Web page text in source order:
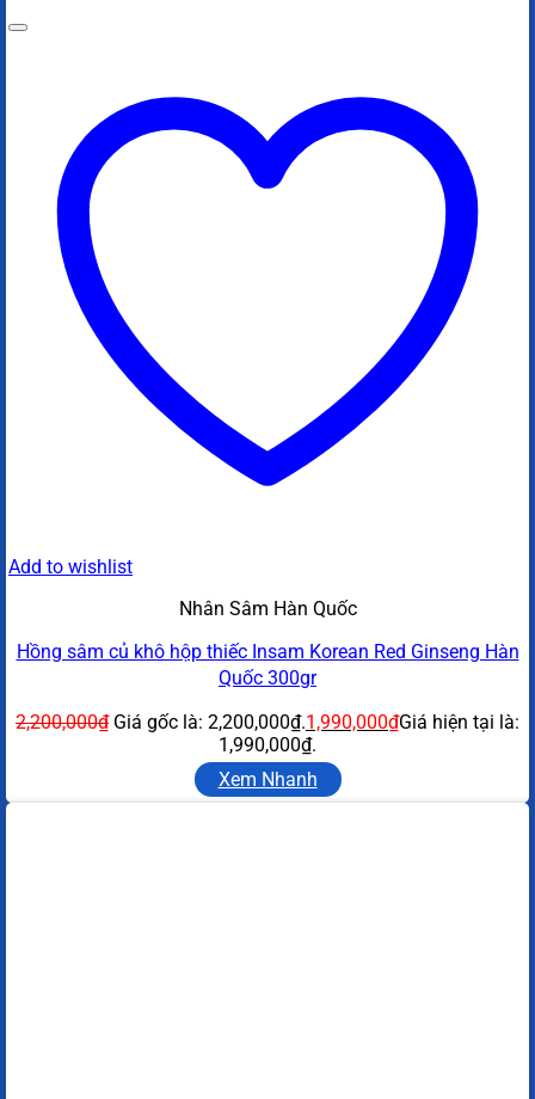
Add to wishlist
Nhân Sâm Hàn Quốc
Hồng sâm củ khô hộp thiếc Insam Korean Red Ginseng Hàn
Quốc 300gr
2,200,000₫ Giá gốc là: 2,200,000₫.1,990,000₫Giá hiện tại là:
1,990,000₫.
Xem Nhanh